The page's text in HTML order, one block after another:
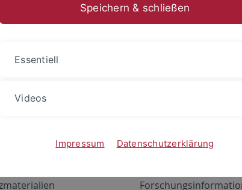
Netzwerk
ALMA
Speichern & schließen
Essentiell
Videos
Impressum Datenschutzerklärung